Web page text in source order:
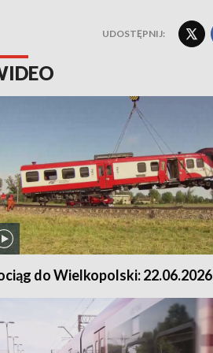
UDOSTĘPNIJ:
do Wielkopolski: 22.06.2026